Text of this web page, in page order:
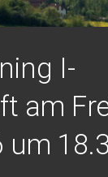
I-
am
um